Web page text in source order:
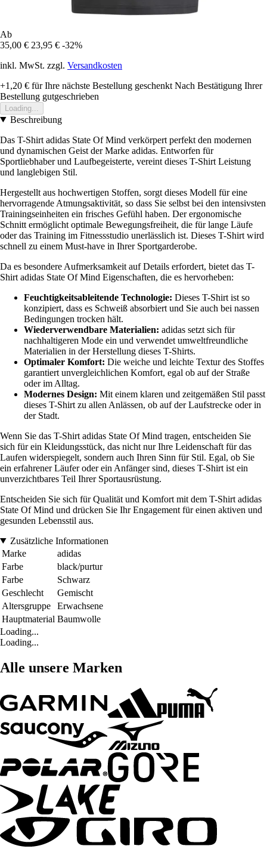
Ab
35,00 € 23,95 € -32%
inkl. MwSt. zzgl. Versandkosten
+1,20 € für Ihre nächste Bestellung geschenkt Nach Bestätigung Ihrer
Bestellung gutgeschrieben
Loading...
Beschreibung
Das T-Shirt adidas State Of Mind verkörpert perfekt den modernen
und dynamischen Geist der Marke adidas. Entworfen für
Sportliebhaber und Laufbegeisterte, vereint dieses T-Shirt Leistung
und langlebigen Stil.
Hergestellt aus hochwertigen Stoffen, sorgt dieses Modell für eine
hervorragende Atmungsaktivität, so dass Sie selbst bei den intensivsten
Trainingseinheiten ein frisches Gefühl haben. Der ergonomische
Schnitt ermöglicht optimale Bewegungsfreiheit, die für lange Läufe
oder das Training im Fitnessstudio unerlässlich ist. Dieses T-Shirt wird
schnell zu einem Must-have in Ihrer Sportgarderobe.
Da es besondere Aufmerksamkeit auf Details erfordert, bietet das T-
Shirt adidas State Of Mind Eigenschaften, die es hervorheben:
Feuchtigkeitsableitende Technologie: Dieses T-Shirt ist so
konzipiert, dass es Schweiß absorbiert und Sie auch bei nassen
Bedingungen trocken hält.
Wiederverwendbare Materialien: adidas setzt sich für
nachhaltigeren Mode ein und verwendet umweltfreundliche
Materialien in der Herstellung dieses T-Shirts.
Optimaler Komfort: Die weiche und leichte Textur des Stoffes
garantiert unvergleichlichen Komfort, egal ob auf der Straße
oder im Alltag.
Modernes Design: Mit einem klaren und zeitgemäßen Stil passt
dieses T-Shirt zu allen Anlässen, ob auf der Laufstrecke oder in
der Stadt.
Wenn Sie das T-Shirt adidas State Of Mind tragen, entscheiden Sie
sich für ein Kleidungsstück, das nicht nur Ihre Leidenschaft für das
Laufen widerspiegelt, sondern auch Ihren Sinn für Stil. Egal, ob Sie
ein erfahrener Läufer oder ein Anfänger sind, dieses T-Shirt ist ein
unverzichtbares Teil Ihrer Sportausrüstung.
Entscheiden Sie sich für Qualität und Komfort mit dem T-Shirt adidas
State Of Mind und drücken Sie Ihr Engagement für einen aktiven und
gesunden Lebensstil aus.
Zusätzliche Informationen
Marke
adidas
Farbe
black/purtur
Farbe
Schwarz
Geschlecht
Gemischt
Altersgruppe
Erwachsene
Hauptmaterial Baumwolle
Loading...
Loading...
Alle unsere Marken